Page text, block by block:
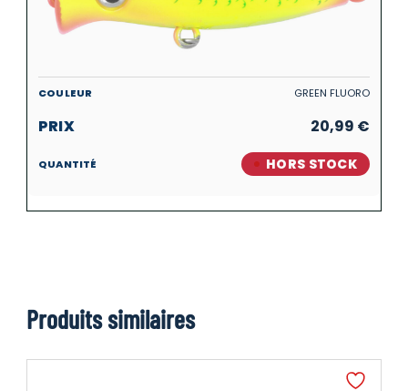
GREEN FLUORO
20,99 €
HORS STOCK
Produits similaires